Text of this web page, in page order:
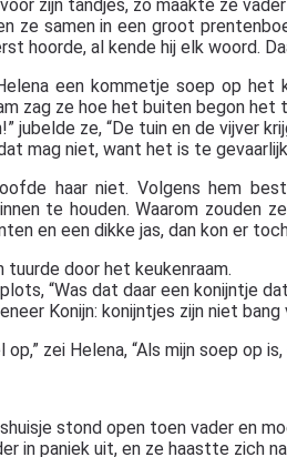
zijn tandjes, zo maakte ze
ze samen in een groot
hoorde, al kende hij elk woord.
een kommetje soep op het
zag ze hoe het buiten begon het
jubelde ze, “De tuin en de vijver
mag niet, want het is te
haar niet. Volgens hem
te houden. Waarom zouden
en een dikke jas, dan kon er
door het keukenraam.
“Was dat daar een konijntje
Konijn: konijntjes zijn niet
zei Helena, “Als mijn soep op
stond open toen vader en
in paniek uit, en ze haastte zich